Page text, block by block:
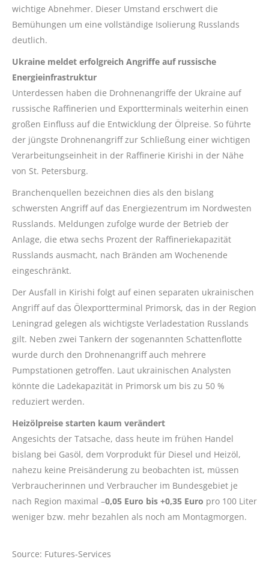
wichtige Abnehmer. Dieser Umstand erschwert die
Bemühungen um eine vollständige Isolierung Russlands
deutlich.
Ukraine meldet erfolgreich Angriffe auf russische
Energieinfrastruktur
Unterdessen haben die Drohnenangriffe der Ukraine auf
russische Raffinerien und Exportterminals weiterhin einen
großen Einfluss auf die Entwicklung der Ölpreise. So führte
der jüngste Drohnenangriff zur Schließung einer wichtigen
Verarbeitungseinheit in der Raffinerie Kirishi in der Nähe
von St. Petersburg.
Branchenquellen bezeichnen dies als den bislang
schwersten Angriff auf das Energiezentrum im Nordwesten
Russlands. Meldungen zufolge wurde der Betrieb der
Anlage, die etwa sechs Prozent der Raffineriekapazität
Russlands ausmacht, nach Bränden am Wochenende
eingeschränkt.
Der Ausfall in Kirishi folgt auf einen separaten ukrainischen
Angriff auf das Ölexportterminal Primorsk, das in der Region
Leningrad gelegen als wichtigste Verladestation Russlands
gilt. Neben zwei Tankern der sogenannten Schattenflotte
wurde durch den Drohnenangriff auch mehrere
Pumpstationen getroffen. Laut ukrainischen Analysten
könnte die Ladekapazität in Primorsk um bis zu 50 %
reduziert werden.
Heizölpreise starten kaum verändert
Angesichts der Tatsache, dass heute im frühen Handel
bislang bei Gasöl, dem Vorprodukt für Diesel und Heizöl,
nahezu keine Preisänderung zu beobachten ist, müssen
Verbraucherinnen und Verbraucher im Bundesgebiet je
nach Region maximal –0,05 Euro bis +0,35 Euro pro 100 Liter
weniger bzw. mehr bezahlen als noch am Montagmorgen.
Source: Futures-Services